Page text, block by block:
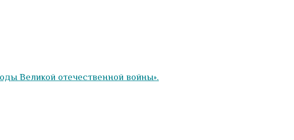
Великой отечественной войны».